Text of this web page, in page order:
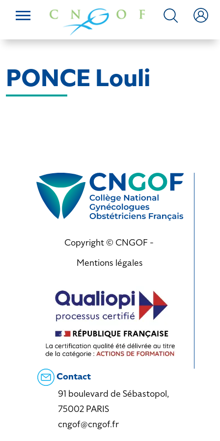
PONCE Louli
Copyright © CNGOF -
Mentions légales
Contact
91 boulevard de Sébastopol,
75002 PARIS
cngof@cngof.fr